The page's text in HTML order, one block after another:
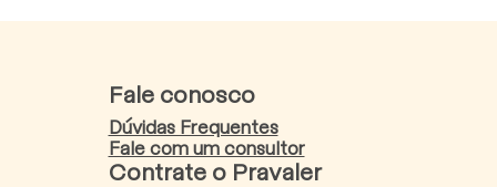
Fale conosco
Dúvidas Frequentes
Fale com um consultor
Contrate o Pravaler